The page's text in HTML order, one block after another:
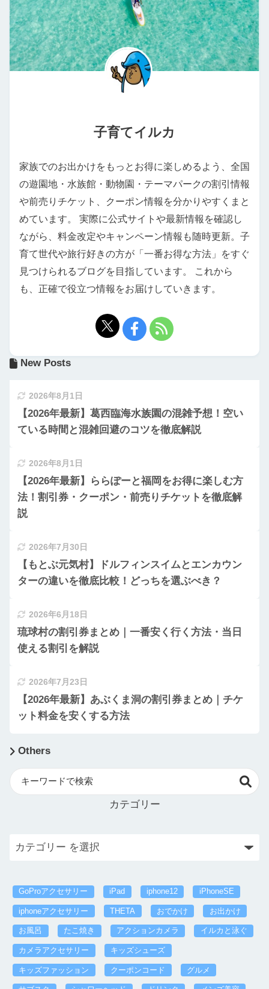
子育てイルカ
家族でのお出かけをもっとお得に楽しめるよう、全国
の遊園地・水族館・動物園・テーマパークの割引情報
や前売りチケット、クーポン情報を分かりやすくまと
めています。 実際に公式サイトや最新情報を確認し
ながら、料金改定やキャンペーン情報も随時更新。子
育て世代や旅行好きの方が「一番お得な方法」をすぐ
見つけられるブログを目指しています。 これから
も、正確で役立つ情報をお届けしていきます。
New Posts
2026年8月1日
【2026年最新】葛西臨海水族園の混雑予想！空い
ている時間と混雑回避のコツを徹底解説
2026年8月1日
【2026年最新】ららぽーと福岡をお得に楽しむ方
法！割引券・クーポン・前売りチケットを徹底解
説
2026年7月30日
【もとぶ元気村】ドルフィンスイムとエンカウン
ターの違いを徹底比較！どっちを選ぶべき？
2026年6月18日
琉球村の割引券まとめ｜一番安く行く方法・当日
使える割引を解説
2026年7月23日
【2026年最新】あぶくま洞の割引券まとめ｜チケ
ット料金を安くする方法
Others
カテゴリー
GoProアクセサリー iPad iphone12 iPhoneSE
iphoneアクセサリー THETA おでかけ お出かけ
お風呂 たこ焼き アクションカメラ イルカと泳ぐ
カメラアクセサリー キッズシューズ
キッズファッション クーポンコード グルメ